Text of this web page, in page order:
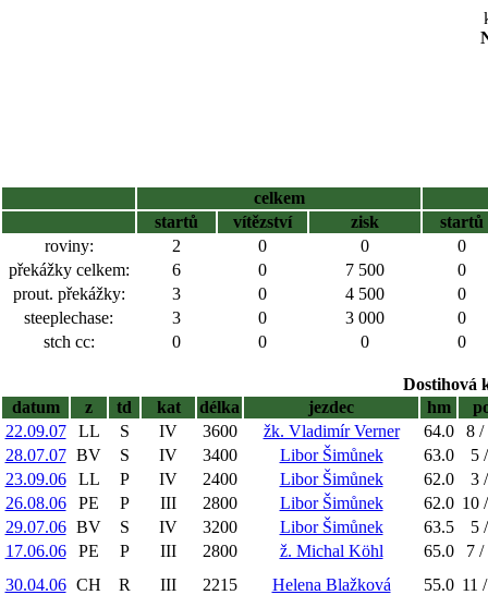
celkem
startů
vítězství zisk
startů
roviny:
2 0 0
0
překážky celkem:
6 0 7 500
0
prout. překážky:
3 0 4 500
0
steeplechase:
3 0 3 000
0
stch cc:
0 0 0 0
Dostihová
datum
z td kat délka jezdec hm
22.09.07
LL S IV 3600 žk. Vladimír Verner 64.0
8 /
28.07.07 BV S IV 3400 Libor Šimůnek 63.0
5
23.09.06
LL P IV 2400 Libor Šimůnek 62.0
3
26.08.06
PE P III 2800 Libor Šimůnek 62.0 10
29.07.06 BV S IV 3200 Libor Šimůnek 63.5
5
17.06.06
PE P III 2800 ž. Michal Köhl 65.0
7 /
30.04.06 CH R III 2215 Helena Blažková 55.0 11